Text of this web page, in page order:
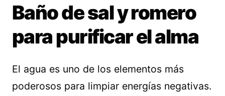
Baño de sal y romero
para purificar el alma
El agua es uno de los elementos más
poderosos para limpiar energías negativas.